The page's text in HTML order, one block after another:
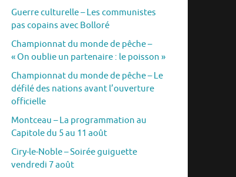
Guerre culturelle – Les communistes
pas copains avec Bolloré
Championnat du monde de pêche –
« On oublie un partenaire : le poisson »
Championnat du monde de pêche – Le
défilé des nations avant l’ouverture
officielle
Montceau – La programmation au
Capitole du 5 au 11 août
Ciry-le-Noble – Soirée guiguette
vendredi 7 août